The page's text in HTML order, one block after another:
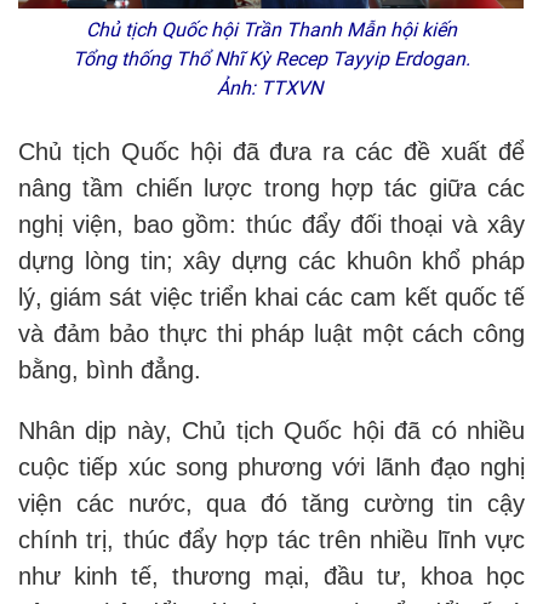
Chủ tịch Quốc hội Trần Thanh Mẫn hội kiến
Tổng thống Thổ Nhĩ Kỳ Recep Tayyip Erdogan.
Ảnh: TTXVN
Chủ tịch Quốc hội đã đưa ra các đề xuất để
nâng tầm chiến lược trong hợp tác giữa các
nghị viện, bao gồm: thúc đẩy đối thoại và xây
dựng lòng tin; xây dựng các khuôn khổ pháp
lý, giám sát việc triển khai các cam kết quốc tế
và đảm bảo thực thi pháp luật một cách công
bằng, bình đẳng.
Nhân dịp này, Chủ tịch Quốc hội đã có nhiều
cuộc tiếp xúc song phương với lãnh đạo nghị
viện các nước, qua đó tăng cường tin cậy
chính trị, thúc đẩy hợp tác trên nhiều lĩnh vực
như kinh tế, thương mại, đầu tư, khoa học